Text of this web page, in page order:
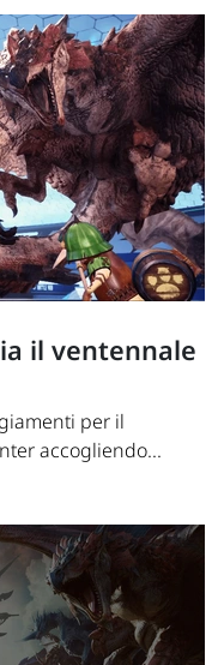
il ventennale
per il
accogliendo...